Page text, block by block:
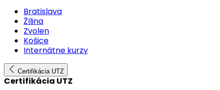
Bratislava
ŽIlina
Zvolen
Košice
Internátne kurzy
Certifikácia UTZ
Certifikácia UTZ